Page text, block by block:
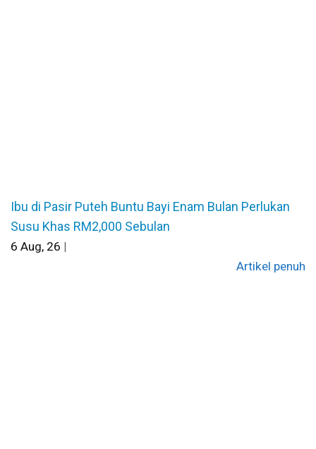
Ibu di Pasir Puteh Buntu Bayi Enam Bulan Perlukan
Susu Khas RM2,000 Sebulan
6 Aug, 26 |
Artikel penuh